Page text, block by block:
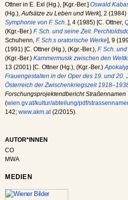
Ottner in E. Exl (Hg.), [Kgr.-Ber.] Oswald
(Hg.),Aufsätze zu Leben und Werk], 2
Symphonie von F. Sch..], 4 (1985) [C. Ottner,
(Kgr.-Ber.) F. Sch. und seine Zeit.
Schuhenn, F. Sch.s oratorische Werke], 9
(1991) [C. Ottner (Hg.), (Kgr.-Ber.), F. Sch.
(Kgr.-Ber.) Kammermusik zwischen den
13 (2001) [C. Ottner (Hg.), (Kgr.-Ber.)
Frauengestalten in der Oper des 19. und 20.
Österreich der Zwischenkriegszeit
Forschungsprojektendbericht
(wien.gv.at/kultur/abteilung/pdf/
142; www.akm.at(2/2015).
AUTOR*INNEN
CO
MWA
MEDIEN